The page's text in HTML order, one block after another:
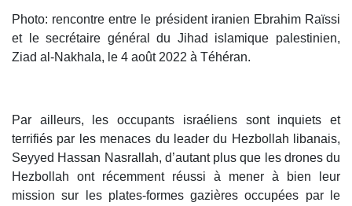
Photo: rencontre entre le président iranien Ebrahim Raïssi
et le secrétaire général du Jihad islamique palestinien,
Ziad al-Nakhala, le 4 août 2022 à Téhéran.
Par ailleurs, les occupants israéliens sont inquiets et
terrifiés par les menaces du leader du Hezbollah libanais,
Seyyed Hassan Nasrallah, d’autant plus que les drones du
Hezbollah ont récemment réussi à mener à bien leur
mission sur les plates-formes gazières occupées par le